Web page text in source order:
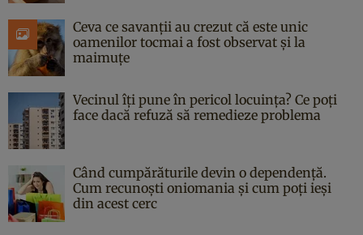
Ceva ce savanții au crezut că este unic
oamenilor tocmai a fost observat și la
maimuțe
Vecinul îți pune în pericol locuința? Ce poți
face dacă refuză să remedieze problema
Când cumpărăturile devin o dependență.
Cum recunoști oniomania și cum poți ieși
din acest cerc